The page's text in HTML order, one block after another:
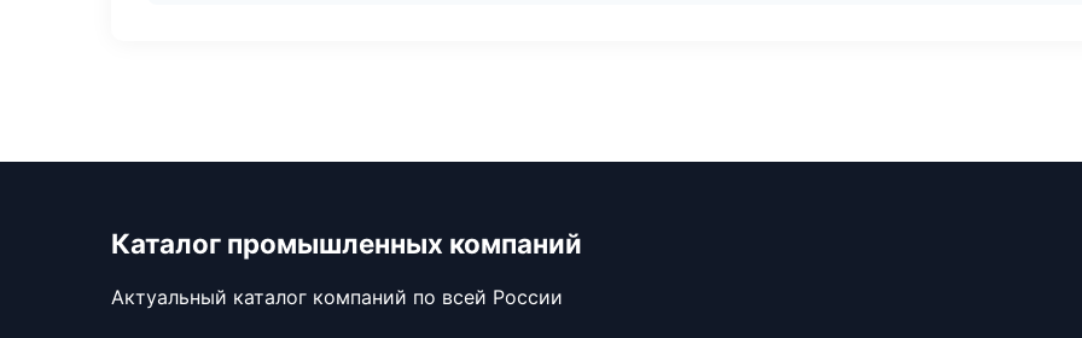
Каталог промышленных компаний
Актуальный каталог компаний по всей России